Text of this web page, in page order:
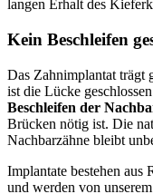
langen Erhalt des
Kein Beschleifen
Das Zahnimplantat trägt
ist die Lücke
Beschleifen der
Brücken nötig ist. Die
Nachbarzähne bleibt
Implantate bestehen aus
und werden von